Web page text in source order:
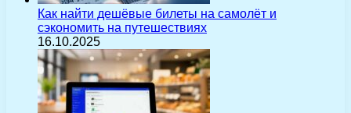
Как найти дешёвые билеты на самолёт и
сэкономить на путешествиях
16.10.2025